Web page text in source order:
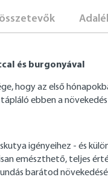
és burgonyával
hogy az első
ebben a
igényeihez - és
emészthető, teljes
barátod